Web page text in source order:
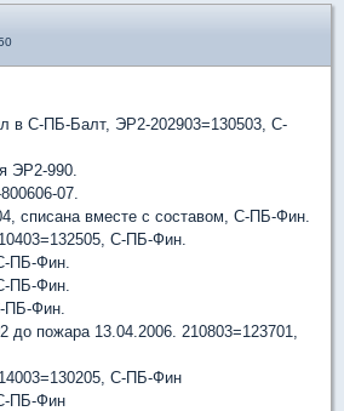
в С-ПБ-Балт, ЭР2-202903=130503, С-
ЭР2-990.
07.
списана вместе с составом, С-ПБ-Фин.
С-ПБ-Фин.
ПБ-Фин.
ПБ-Фин.
ПБ-Фин.
до пожара 13.04.2006. 210803=123701,
С-ПБ-Фин
ПБ-Фин